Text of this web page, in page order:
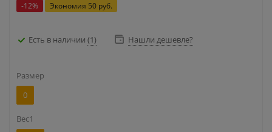
-12% Экономия 50 руб.
Есть в наличии (1) Нашли дешевле?
Размер
0
Вес1